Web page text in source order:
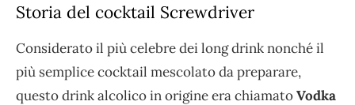
Storia del cocktail Screwdriver
Considerato il più celebre dei long drink nonché il
più semplice cocktail mescolato da preparare,
questo drink alcolico in origine era chiamatoVodka